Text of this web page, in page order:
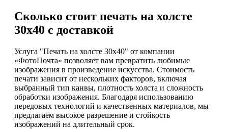
Сколько стоит печать на холсте
30х40 с доставкой
Услуга "Печать на холсте 30х40" от компании
«ФотоПочта» позволяет вам превратить любимые
изображения в произведение искусства. Стоимость
печати зависит от нескольких факторов, включая
выбранный тип канвы, плотность холста и сложность
обработки изображения. Благодаря использованию
передовых технологий и качественных материалов, мы
предлагаем высокое разрешение и стойкость
изображений на длительный срок.